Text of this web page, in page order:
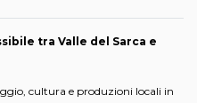
tra Valle del Sarca e
cultura e produzioni locali in